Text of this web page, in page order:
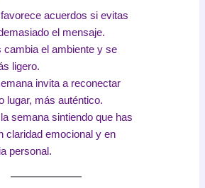
acuerdos si evitas
el mensaje.
cambia el ambiente y se
ligero.
invita a reconectar
lugar, más auténtico.
semana sintiendo que has
claridad emocional y en
personal.